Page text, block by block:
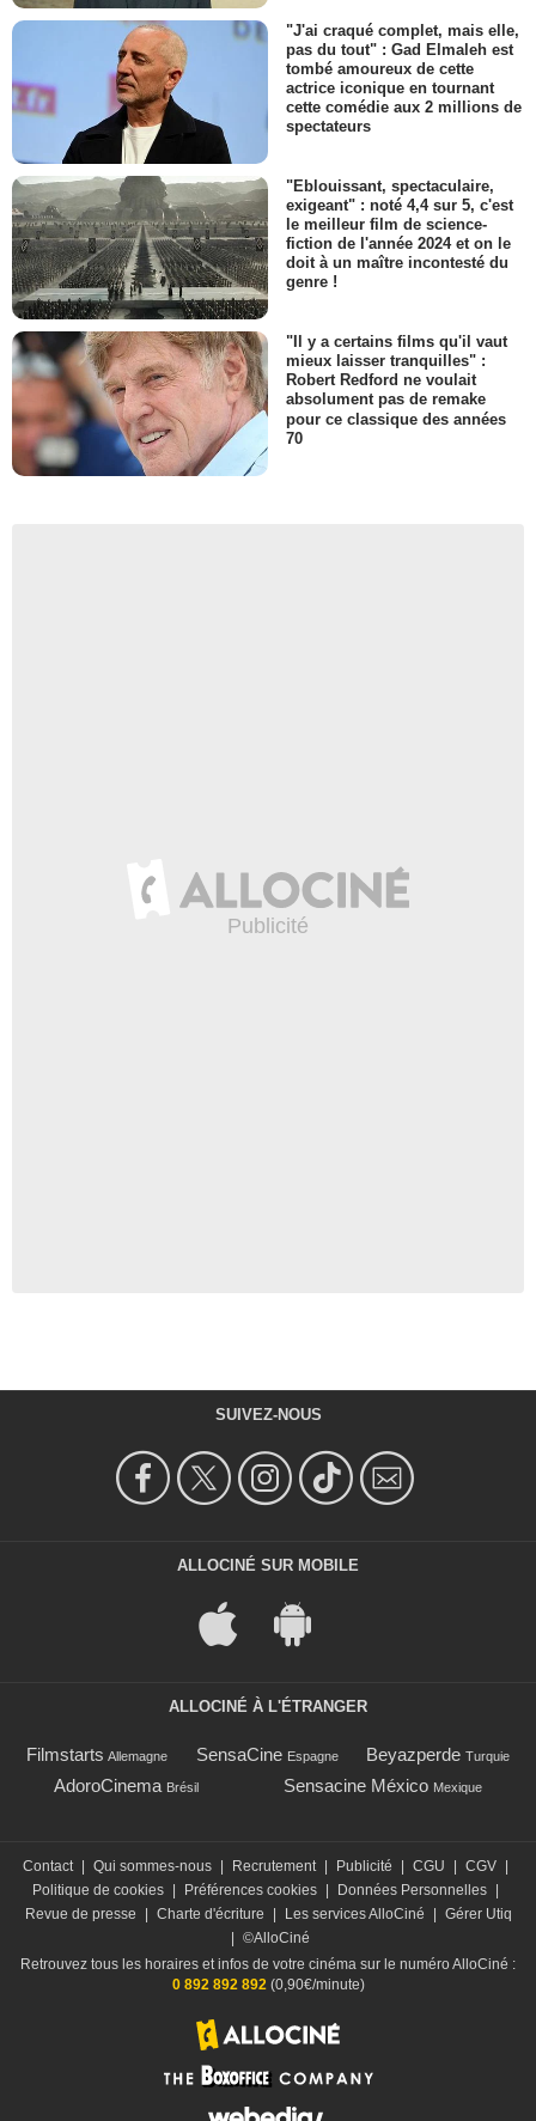
"J'ai craqué complet, mais elle,
pas du tout" : Gad Elmaleh est
tombé amoureux de cette
actrice iconique en tournant
cette comédie aux 2 millions de
spectateurs
"Eblouissant, spectaculaire,
exigeant" : noté 4,4 sur 5, c'est
le meilleur film de science-
fiction de l'année 2024 et on le
doit à un maître incontesté du
genre !
"Il y a certains films qu'il vaut
mieux laisser tranquilles" :
Robert Redford ne voulait
absolument pas de remake
pour ce classique des années
70
SUIVEZ-NOUS
ALLOCINÉ SUR MOBILE
ALLOCINÉ À L'ÉTRANGER
Filmstarts Allemagne SensaCine Espagne Beyazperde Turquie
AdoroCinema Brésil Sensacine México Mexique
Contact | Qui sommes-nous | Recrutement | Publicité | CGU | CGV |
Politique de cookies | Préférences cookies | Données Personnelles |
Revue de presse
| Charte d'écriture | Les services AlloCiné | Gérer Utiq
| ©AlloCiné
Retrouvez tous les horaires et infos de votre cinéma sur le numéro AlloCiné :
0 892 892 892 (0,90€/minute)